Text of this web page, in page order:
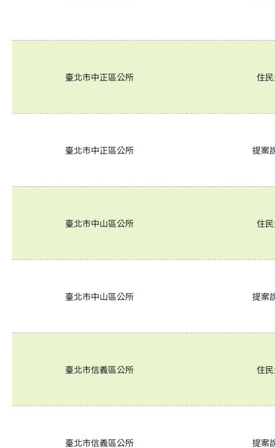
臺北市中正區公所 住
臺北市中正區公所 提案
臺北市中山區公所 住
臺北市中山區公所 提案
臺北市信義區公所 住
臺北市信義區公所 提案